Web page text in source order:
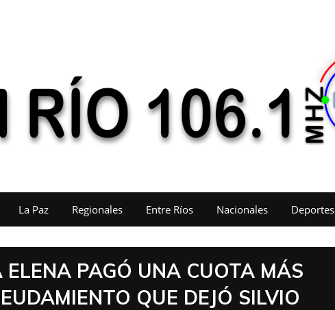
La Paz Regionales Entre Ríos Nacionales Deportes
PAGÓ UNA CUOTA MÁS
QUE DEJÓ SILVIO